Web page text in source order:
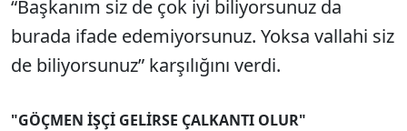
“Başkanım siz de çok iyi biliyorsunuz da
burada ifade edemiyorsunuz. Yoksa vallahi siz
de biliyorsunuz” karşılığını verdi.
"GÖÇMEN İŞÇİ GELİRSE ÇALKANTI OLUR"